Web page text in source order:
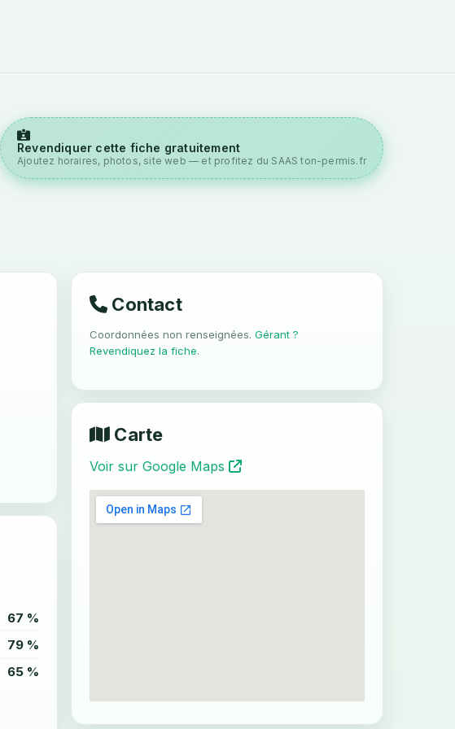
Revendiquer cette fiche gratuitement
Ajoutez horaires, photos, site web — et profitez du SAAS ton-permis.fr
67 %
79 %
65 %
Contact
Coordonnées non renseignées. Gérant ?
Revendiquez la fiche.
Carte
Voir sur Google Maps